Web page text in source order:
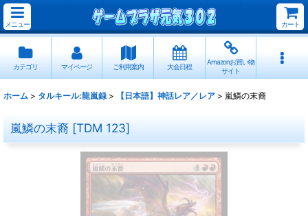
メニュー カート
カテゴリ マイページ ご利用案内 大会日程
Amazonお買い物
サイト
ホーム > タルキール:龍嵐録 > 【日本語】神話レア／レア > 嵐鱗の末裔
嵐鱗の末裔 [TDM 123]